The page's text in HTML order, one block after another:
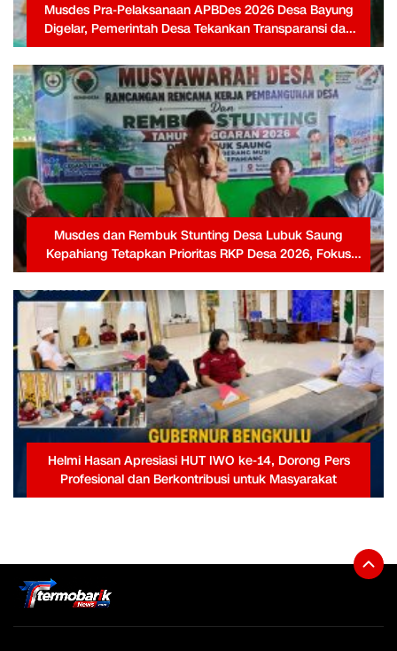
Musdes Pra-Pelaksanaan APBDes 2026 Desa Bayung
Digelar, Pemerintah Desa Tekankan Transparansi dan
Partisipasi Warga
Musdes dan Rembuk Stunting Desa Lubuk Saung
Kepahiang Tetapkan Prioritas RKP Desa 2026, Fokus
Infrastruktur dan Penurunan Stunting
Helmi Hasan Apresiasi HUT IWO ke-14, Dorong Pers
Profesional dan Berkontribusi untuk Masyarakat